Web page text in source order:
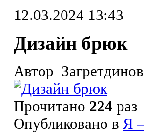
12.03.2024 13:43
Дизайн брюк
Автор
Прочитано 224 раз
Опубликовано в Я